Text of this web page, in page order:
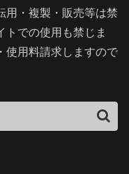
・複製・販売等は禁
トでの使用も禁じま
使用料請求しますので